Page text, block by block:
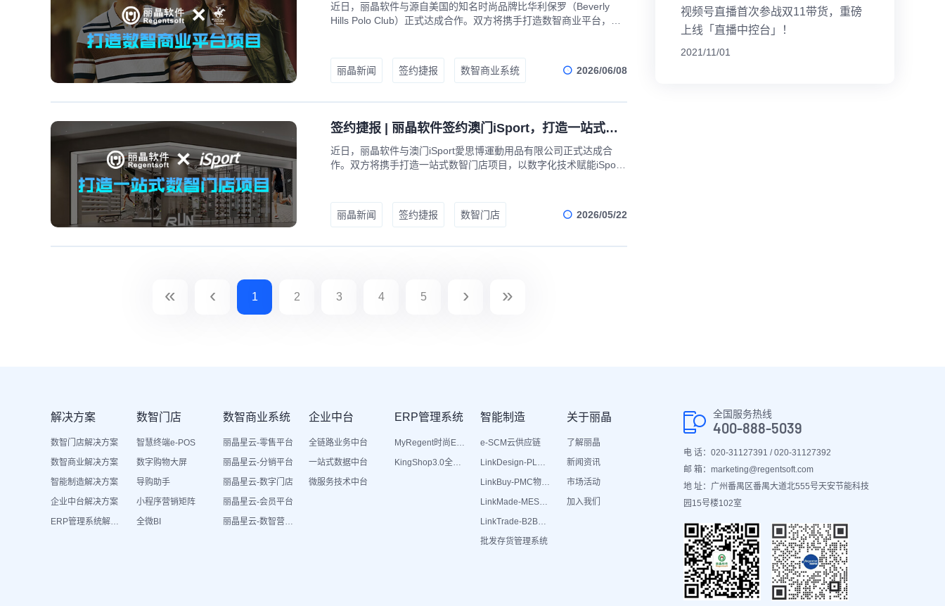
近日，丽晶软件与源自美国的知名时尚品牌比华利保罗（Beverly
Hills Polo Club）正式达成合作。双方将携手打造数智商业平台，以
丽晶新闻
签约捷报 数智商业系统 2026/06/08
签约捷报 | 丽晶软件签约澳门iSport，打造一站式数智门店项目
近日，丽晶软件与澳门iSport愛思博運動用品有限公司正式达成合
作。双方将携手打造一站式数智门店项目，以数字化技术赋能iSport
丽晶新闻 签约捷报 数智门店 2026/05/22
« ‹ 1 2 3 4 5 › »
视频号直播首次参战双11带货，重磅
上线「直播中控台」！
2021/11/01
解决方案
数智门店解决方案
数智商业解决方案
智能制造解决方案
企业中台解决方案
ERP管理系统解决方案
数智门店
智慧终端e-POS
数字购物大屏
导购助手
小程序营销矩阵
全微BI
数智商业系统
丽晶星云-零售平台
丽晶星云-分销平台
丽晶星云-数字门店
丽晶星云-会员平台
丽晶星云-数智营销活动
企业中台
全链路业务中台
一站式数据中台
微服务技术中台
ERP管理系统
MyRegent时尚ERP
KingShop3.0全渠道电商ERP
智能制造
e-SCM云供应链
LinkDesign-PLM设计研发
LinkBuy-PMC物料管理
LinkMade-MES生产管理
LinkTrade-B2B内部订货系统
批发存货管理系统
关于丽晶
了解丽晶
新闻资讯
市场活动
加入我们
全国服务热线
400-888-5039
电 话：020-31127391 / 020-31127392
邮 箱：marketing@regentsoft.com
地 址：广州番禺区番禺大道北555号天安节能科技
园15号楼102室